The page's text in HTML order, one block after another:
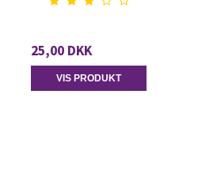
25,00 DKK
VIS PRODUKT